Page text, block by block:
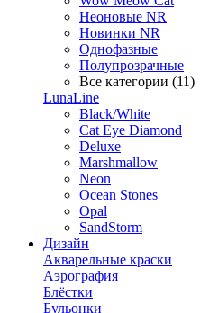
Неоновые NR
Новинки NR
Однофазные
Полупрозрачные
Все категории (11)
LunaLine
Black/White
Cat Eye Diamond
Deluxe
Marshmallow
Neon
Ocean Stones
Opal
SandStorm
Дизайн
Акварельные краски
Аэрография
Блёстки
Бульонки